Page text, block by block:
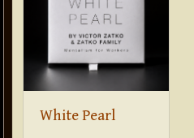
White Pearl